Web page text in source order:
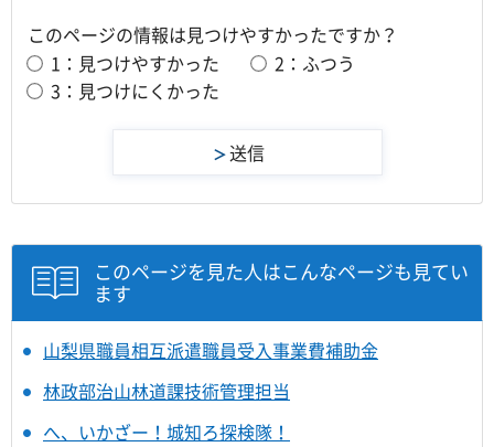
このページの情報は見つけやすかったですか？
1：見つけやすかった
2：ふつう
3：見つけにくかった
このページを見た人はこんなページも見てい
ます
山梨県職員相互派遣職員受入事業費補助金
林政部治山林道課技術管理担当
へ、いかざー！城知ろ探検隊！